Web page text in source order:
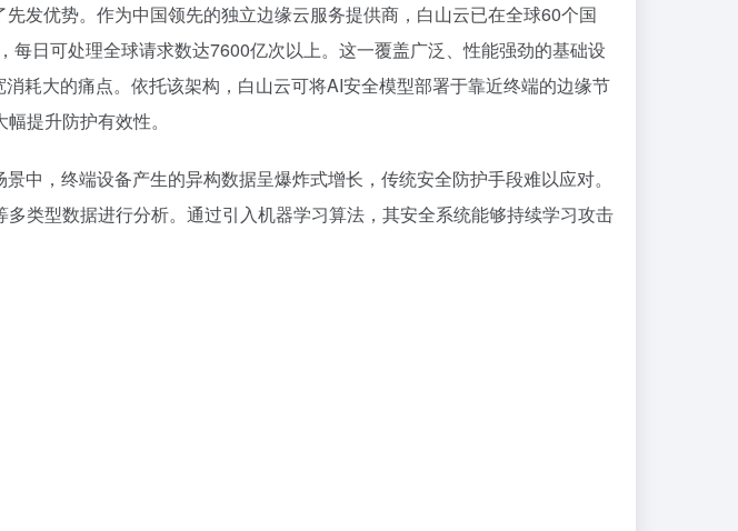
发优势。作为中国领先的独立边缘云服务提供商，白山云已在全球60个国
每日可处理全球请求数达7600亿次以上。这一覆盖广泛、性能强劲的基础设
耗大的痛点。依托该架构，白山云可将AI安全模型部署于靠近终端的边缘节
提升防护有效性。
中，终端设备产生的异构数据呈爆炸式增长，传统安全防护手段难以应对。
类型数据进行分析。通过引入机器学习算法，其安全系统能够持续学习攻击